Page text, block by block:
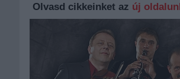
Olvasd cikkeinket az új